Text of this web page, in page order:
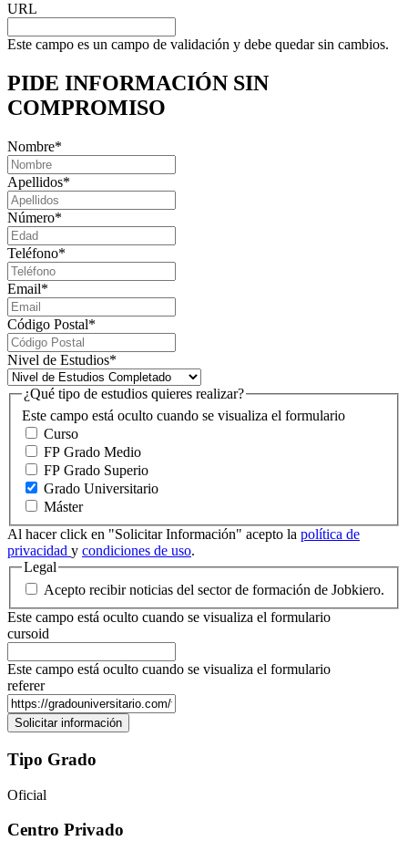
URL
Este campo es un campo de validación y debe quedar sin cambios.
PIDE INFORMACIÓN SIN
COMPROMISO
Nombre*
Apellidos*
Número*
Teléfono*
Email*
Código Postal*
Nivel de Estudios*
Este campo está oculto cuando se visualiza el formulario
¿Qué tipo de estudios quieres realizar?
Curso
FP Grado Medio
FP Grado Superio
Grado Universitario
Máster
Al hacer click en "Solicitar Información" acepto la política de
privacidad y condiciones de uso.
Legal
Acepto recibir noticias del sector de formación de Jobkiero.
Este campo está oculto cuando se visualiza el formulario
cursoid
Este campo está oculto cuando se visualiza el formulario
referer
Tipo Grado
Oficial
Centro Privado